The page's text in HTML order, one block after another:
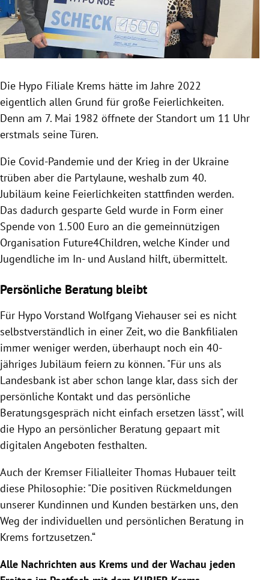
Untermenü
Untermenü
Untermenü
Die Hypo Filiale Krems hätte im Jahre 2022
eigentlich allen Grund für große Feierlichkeiten.
Denn am 7. Mai 1982 öffnete der Standort um 11 Uhr
erstmals seine Türen.
Die Covid-Pandemie und der Krieg in der Ukraine
trüben aber die Partylaune, weshalb zum 40.
Jubiläum keine Feierlichkeiten stattfinden werden.
Das dadurch gesparte Geld wurde in Form einer
Spende von 1.500 Euro an die gemeinnützigen
Organisation Future4Children, welche Kinder und
Jugendliche im In- und Ausland hilft, übermittelt.
Persönliche Beratung bleibt
Für Hypo Vorstand Wolfgang Viehauser sei es nicht
selbstverständlich in einer Zeit, wo die Bankfilialen
immer weniger werden, überhaupt noch ein 40-
jähriges Jubiläum feiern zu können. "Für uns als
Landesbank ist aber schon lange klar, dass sich der
persönliche Kontakt und das persönliche
Beratungsgespräch nicht einfach ersetzen lässt", will
die Hypo an persönlicher Beratung gepaart mit
digitalen Angeboten festhalten.
Auch der Kremser Filialleiter Thomas Hubauer teilt
diese Philosophie: "Die positiven Rückmeldungen
unserer Kundinnen und Kunden bestärken uns, den
Weg der individuellen und persönlichen Beratung in
Krems fortzusetzen.“
Alle Nachrichten aus Krems und der Wachau jeden